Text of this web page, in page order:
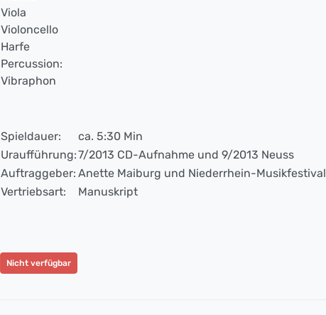
Viola
Violoncello
Harfe
Percussion:
Vibraphon
Spieldauer:
ca. 5:30 Min
Uraufführung:7/2013 CD-Aufnahme und 9/2013 Neuss
Auftraggeber: Anette Maiburg und Niederrhein-Musikfestival
Vertriebsart:
Manuskript
Nicht verfügbar